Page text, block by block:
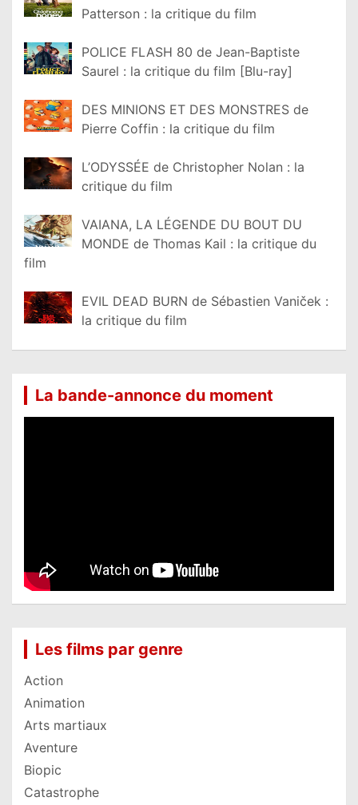
Patterson : la critique du film
POLICE FLASH 80 de Jean-Baptiste
Saurel : la critique du film [Blu-ray]
DES MINIONS ET DES MONSTRES de
Pierre Coffin : la critique du film
L’ODYSSÉE de Christopher Nolan : la
critique du film
VAIANA, LA LÉGENDE DU BOUT DU
MONDE de Thomas Kail : la critique du
film
EVIL DEAD BURN de Sébastien Vaniček :
la critique du film
La bande-annonce du moment
Les films par genre
Action
Animation
Arts martiaux
Aventure
Biopic
Catastrophe